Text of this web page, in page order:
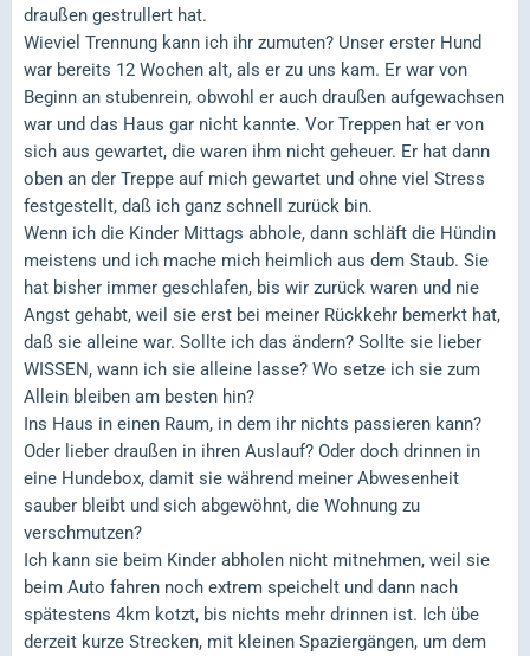
draußen gestrullert hat.
Wieviel Trennung kann ich ihr zumuten? Unser erster Hund
war bereits 12 Wochen alt, als er zu uns kam. Er war von
Beginn an stubenrein, obwohl er auch draußen aufgewachsen
war und das Haus gar nicht kannte. Vor Treppen hat er von
sich aus gewartet, die waren ihm nicht geheuer. Er hat dann
oben an der Treppe auf mich gewartet und ohne viel Stress
festgestellt, daß ich ganz schnell zurück bin.
Wenn ich die Kinder Mittags abhole, dann schläft die Hündin
meistens und ich mache mich heimlich aus dem Staub. Sie
hat bisher immer geschlafen, bis wir zurück waren und nie
Angst gehabt, weil sie erst bei meiner Rückkehr bemerkt hat,
daß sie alleine war. Sollte ich das ändern? Sollte sie lieber
WISSEN, wann ich sie alleine lasse? Wo setze ich sie zum
Allein bleiben am besten hin?
Ins Haus in einen Raum, in dem ihr nichts passieren kann?
Oder lieber draußen in ihren Auslauf? Oder doch drinnen in
eine Hundebox, damit sie während meiner Abwesenheit
sauber bleibt und sich abgewöhnt, die Wohnung zu
verschmutzen?
Ich kann sie beim Kinder abholen nicht mitnehmen, weil sie
beim Auto fahren noch extrem speichelt und dann nach
spätestens 4km kotzt, bis nichts mehr drinnen ist. Ich übe
derzeit kurze Strecken, mit kleinen Spaziergängen, um dem